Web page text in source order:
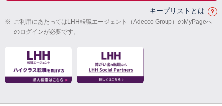
キープリストとは
※ ご利用にあたってはLHH転職エージェント（Adecco Group）のMyPageへ
のログインが必要です。